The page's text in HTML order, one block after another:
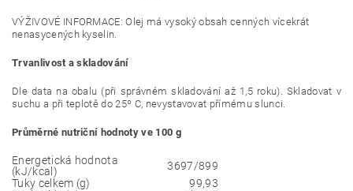
VÝŽIVOVÉ INFORMACE: Olej má vysoký obsah cenných vícekrát
nenasycených kyselin.
Trvanlivost a skladování
Dle data na obalu (při správném skladování až 1,5 roku). Skladovat v
suchu a při teplotě do 25º C, nevystavovat přímému slunci.
Průměrné nutriční hodnoty ve 100 g
Energetická hodnota
(kJ/kcal)
3697/899
Tuky celkem (g)
99,93